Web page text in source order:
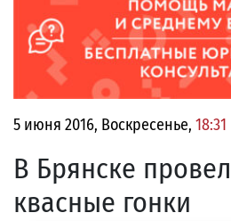
5 июня 2016, Воскресенье, 18:31
В Брянске
квасные гонки